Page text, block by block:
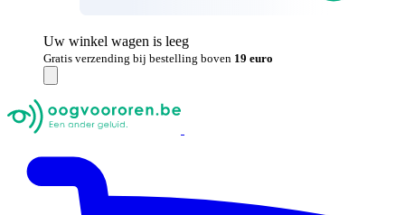
Uw winkel wagen is leeg
Gratis verzending bij bestelling boven 19 euro